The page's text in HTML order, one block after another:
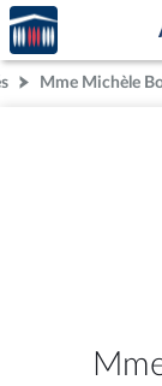
Aller au contenu
Aller en bas de la
Accèder
à la
page
d'accueil